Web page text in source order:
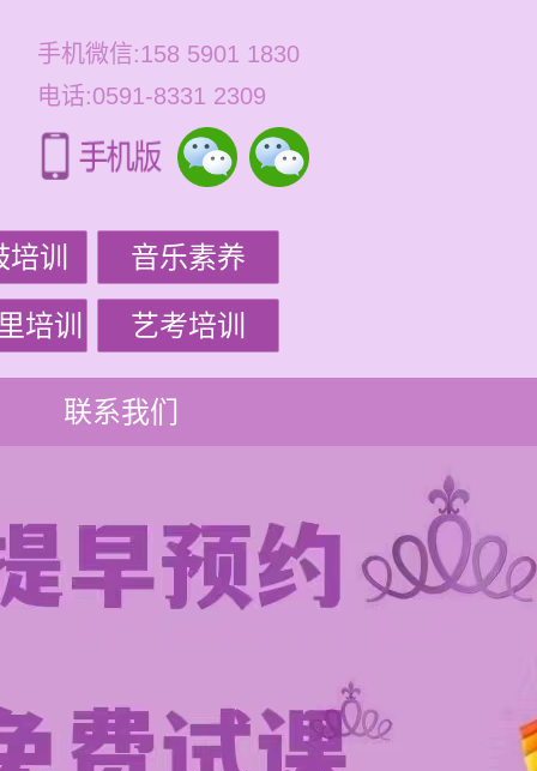
手机微信:158 5901 1830
电话:0591-8331 2309
训 音乐素养
培训 艺考培训
联系我们